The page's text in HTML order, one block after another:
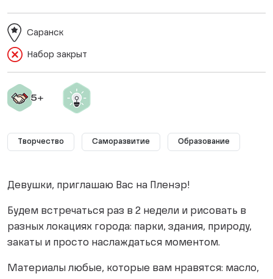
Набор закрыт
Саранск
Творчество Саморазвитие Образование
Девушки, приглашаю Вас на Пленэр!
Будем встречаться раз в 2 недели и рисовать в
разных локациях города: парки, здания, природу,
закаты и просто наслаждаться моментом.
Материалы любые, которые вам нравятся: масло,